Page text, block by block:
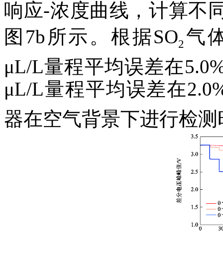
响应-浓度曲线，计算不
图7b所示。根据SO2气
μL/L量程平均误差在
μL/L量程平均误差在
器在空气背景下进行检